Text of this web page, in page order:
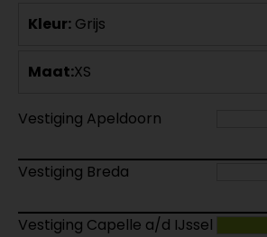
Kleur: Grijs
Maat:XS
Vestiging Apeldoorn
Vestiging Breda
Vestiging Capelle a/d IJssel